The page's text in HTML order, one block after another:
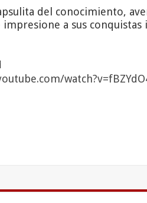
del conocimiento,
a sus